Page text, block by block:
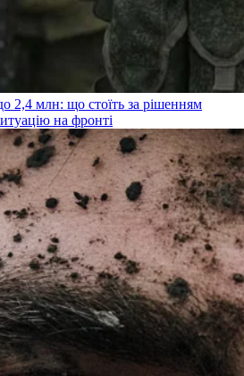
2,4 млн: що стоїть за рішенням
на фронті